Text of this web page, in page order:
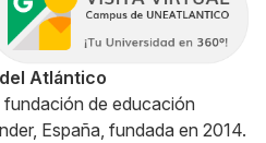
Atlántico
fundación de educación
España, fundada en 2014.